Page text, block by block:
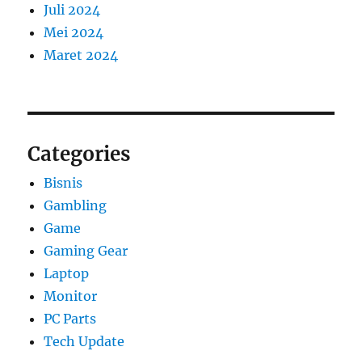
Juli 2024
Mei 2024
Maret 2024
Categories
Bisnis
Gambling
Game
Gaming Gear
Laptop
Monitor
PC Parts
Tech Update